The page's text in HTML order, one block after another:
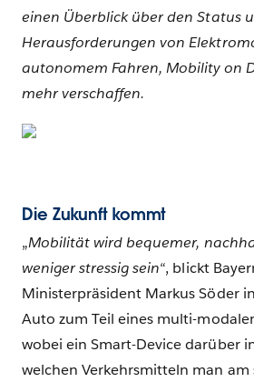
einen Überblick über den Status
Herausforderungen von
autonomem Fahren, Mobility on
mehr verschaffen.
Die Zukunft kommt
„Mobilität wird bequemer,
weniger stressig sein“, blickt
Ministerpräsident Markus Söder
Auto zum Teil eines multi-
wobei ein Smart-Device darüber
welchen Verkehrsmitteln man